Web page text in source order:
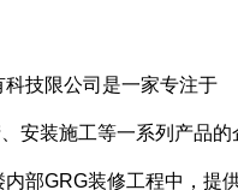
科技限公司是一家专注于
安装施工等一系列产品的
部GRG装修工程中，提